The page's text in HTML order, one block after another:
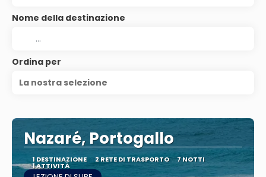
Nome della destinazione
Ordina per
La nostra selezione
Nazaré, Portogallo
1 DESTINAZIONE 2 RETE DI TRASPORTO 7 NOTTI
1 ATTIVITÀ